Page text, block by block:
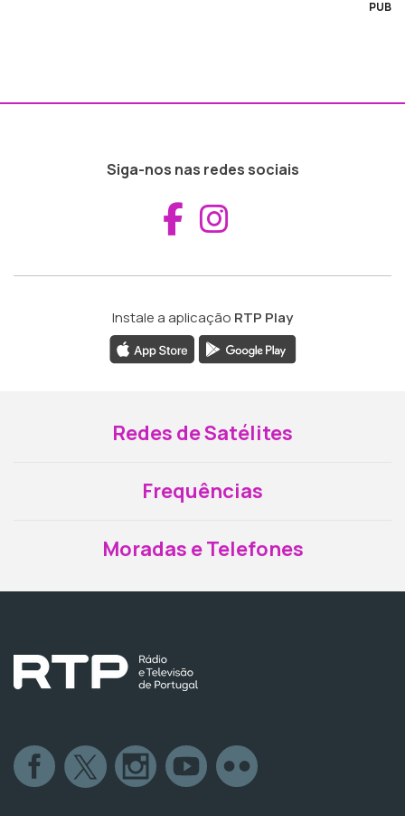
PUB
Siga-nos nas redes sociais
Aceder ao
Instale a aplicação RTP Play
Redes de Satélites
Frequências
Moradas e Telefones